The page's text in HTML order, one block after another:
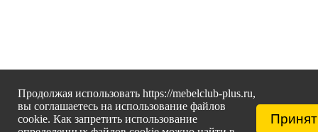
Продолжая использовать https://mebelclub-plus.ru,
вы соглашаетесь на использование файлов
cookie. Как запретить использование